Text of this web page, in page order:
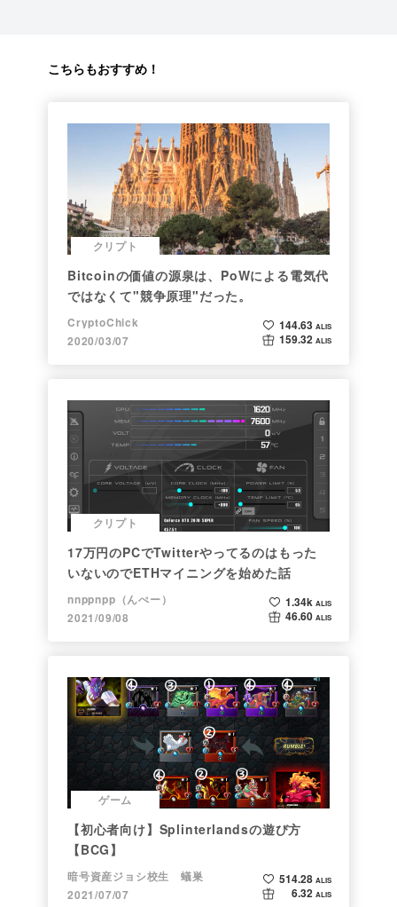
こちらもおすすめ！
クリプト
Bitcoinの価値の源泉は、PoWによる電気代
ではなくて"競争原理"だった。
CryptoChick
2020/03/07
144.63 ALIS
159.32 ALIS
クリプト
17万円のPCでTwitterやってるのはもった
いないのでETHマイニングを始めた話
nnppnpp（んぺー）
2021/09/08
1.34k ALIS
46.60 ALIS
ゲーム
【初心者向け】Splinterlandsの遊び方
【BCG】
暗号資産ジョシ校生 蟻巣
2021/07/07
514.28 ALIS
6.32 ALIS